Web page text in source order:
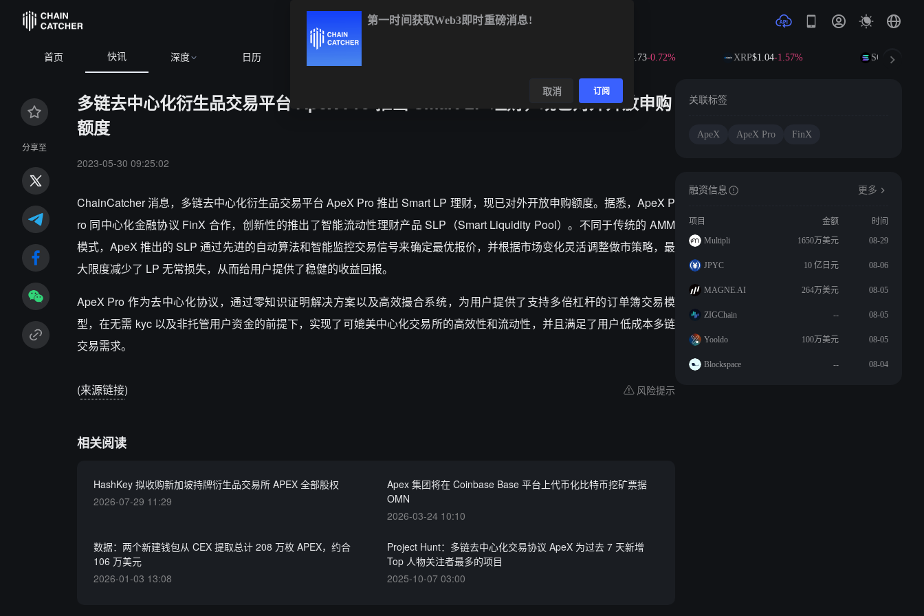
首页 快讯 深度 日历 $594.73-0.72% XRP$1.04-1.57% SOL $73.81
分享至
多链去中心化衍生品交易平台 ApeX Pro 推出 Smart LP 理财，现已对外开放申购
额度
2023-05-30 09:25:02
ChainCatcher 消息，多链去中心化衍生品交易平台 ApeX Pro 推出 Smart LP 理财，现已对外开放申购额度。据悉，ApeX P
ro 同中心化金融协议 FinX 合作，创新性的推出了智能流动性理财产品 SLP（Smart Liquidity Pool）。不同于传统的 AMM
模式，ApeX 推出的 SLP 通过先进的自动算法和智能监控交易信号来确定最优报价，并根据市场变化灵活调整做市策略，最
大限度减少了 LP 无常损失，从而给用户提供了稳健的收益回报。
ApeX Pro 作为去中心化协议，通过零知识证明解决方案以及高效撮合系统，为用户提供了支持多倍杠杆的订单簿交易模
型，在无需 kyc 以及非托管用户资金的前提下，实现了可媲美中心化交易所的高效性和流动性，并且满足了用户低成本多链
交易需求。
(来源链接) 风险提示
相关阅读
HashKey 拟收购新加坡持牌衍生品交易所 APEX 全部股权
2026-07-29 11:29
Apex 集团将在 Coinbase Base 平台上代币化比特币挖矿票据
OMN
2026-03-24 10:10
数据：两个新建钱包从 CEX 提取总计 208 万枚 APEX，约合
106 万美元
2026-01-03 13:08
Project Hunt：多链去中心化交易协议 ApeX 为过去 7 天新增
Top 人物关注者最多的项目
2025-10-07 03:00
关联标签
ApeX ApeX Pro FinX
融资信息 更多
项目 金额
时间
Multipli
1650万美元 08-29
JPYC 10 亿日元 08-06
MAGNE.AI 264万美元 08-05
ZIGChain -- 08-05
Yooldo 100万美元 08-05
Blockspace -- 08-04
第一时间获取Web3即时重磅消息!
取消 订阅